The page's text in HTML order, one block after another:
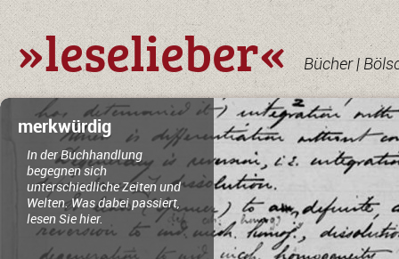
»leselieber« Bücher |
merkwürdig
In der Buchhandlung
begegnen sich
unterschiedliche Zeiten und
Welten. Was dabei passiert,
lesen Sie hier.